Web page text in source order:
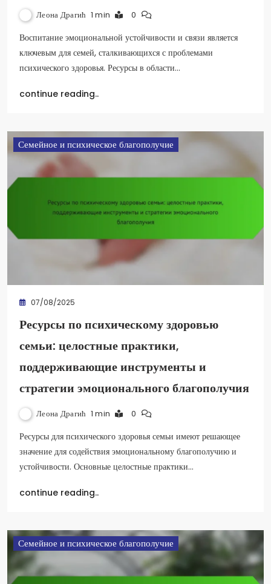
Леона Драгић 1 min 0
Воспитание эмоциональной устойчивости и связи является
ключевым для семей, сталкивающихся с проблемами
психического здоровья. Ресурсы в области…
continue reading..
Семейное и психическое благополучие
07/08/2025
Ресурсы по психическому здоровью
семьи: целостные практики,
поддерживающие инструменты и
стратегии эмоционального благополучия
Леона Драгић 1 min 0
Ресурсы для психического здоровья семьи имеют решающее
значение для содействия эмоциональному благополучию и
устойчивости. Основные целостные практики…
continue reading..
Семейное и психическое благополучие